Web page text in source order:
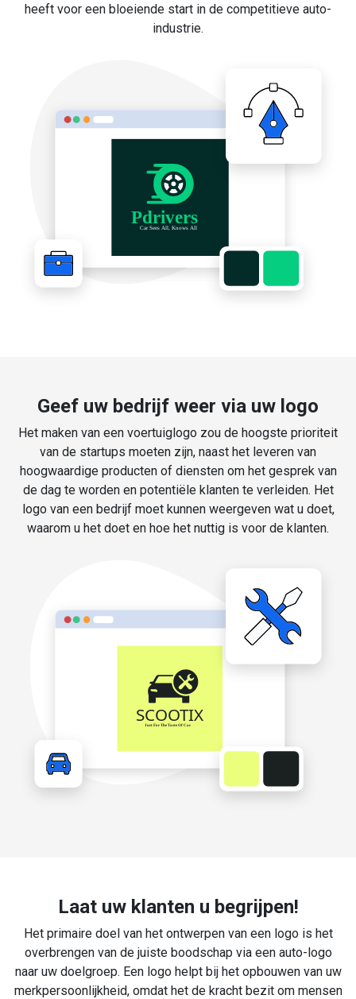
heeft voor een bloeiende start in de competitieve auto-
industrie.
Geef uw bedrijf weer via uw logo
Het maken van een voertuiglogo zou de hoogste prioriteit
van de startups moeten zijn, naast het leveren van
hoogwaardige producten of diensten om het gesprek van
de dag te worden en potentiële klanten te verleiden. Het
logo van een bedrijf moet kunnen weergeven wat u doet,
waarom u het doet en hoe het nuttig is voor de klanten.
Laat uw klanten u begrijpen!
Het primaire doel van het ontwerpen van een logo is het
overbrengen van de juiste boodschap via een auto-logo
naar uw doelgroep. Een logo helpt bij het opbouwen van uw
merkpersoonlijkheid, omdat het de kracht bezit om mensen